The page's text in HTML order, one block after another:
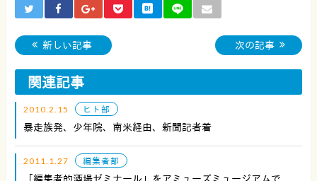
新しい記事 次の記事
関連記事
2010.2.15 ヒト部
暴走族発、少年院、南米経由、新聞記者着
2011.1.27 編集者部
「編集者的酒場ゼミナール」をアミューズミュージアムで